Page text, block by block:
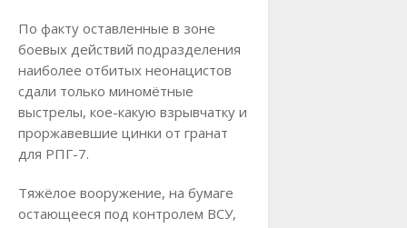
По факту оставленные в зоне
боевых действий подразделения
наиболее отбитых неонацистов
сдали только миномётные
выстрелы, кое-какую взрывчатку и
проржавевшие цинки от гранат
для РПГ-7.
Тяжёлое вооружение, на бумаге
остающееся под контролем ВСУ,